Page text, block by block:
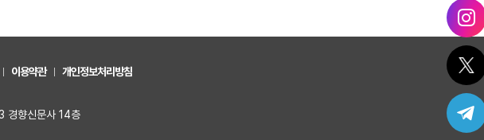
이용약관 개인정보처리방침
경향신문사 14층